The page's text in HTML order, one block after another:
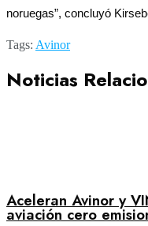
noruegas”, concluyó
Tags: Avinor
Noticias
Aceleran Avinor y
aviación cero